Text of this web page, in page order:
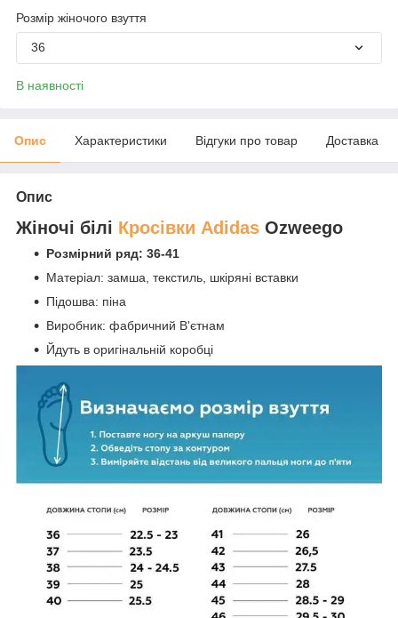
Розмір жіночого взуття
36
В наявності
Опис Характеристики Відгуки про товар Доставка
Опис
Жіночі білі Кросівки Adidas Ozweego
Розмірний ряд: 36-41
Матеріал: замша, текстиль, шкіряні вставки
Підошва: піна
Виробник: фабричний В'єтнам
Йдуть в оригінальній коробці